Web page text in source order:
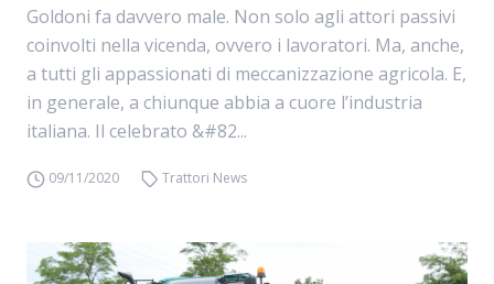
Goldoni fa davvero male. Non solo agli attori passivi
coinvolti nella vicenda, ovvero i lavoratori. Ma, anche,
a tutti gli appassionati di meccanizzazione agricola. E,
in generale, a chiunque abbia a cuore l’industria
italiana. Il celebrato &#82...
09/11/2020 Trattori News